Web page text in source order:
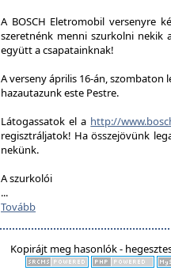
A BOSCH Eletromobil versenyre
szeretnénk menni szurkolni
együtt a csapatainknak!
A verseny április 16-án,
hazautazunk este Pestre.
Látogassatok el a http://
regisztráljatok! Ha összejövünk
nekünk.
A szurkolói
...
Tovább
Kopirájt meg hasonlók -